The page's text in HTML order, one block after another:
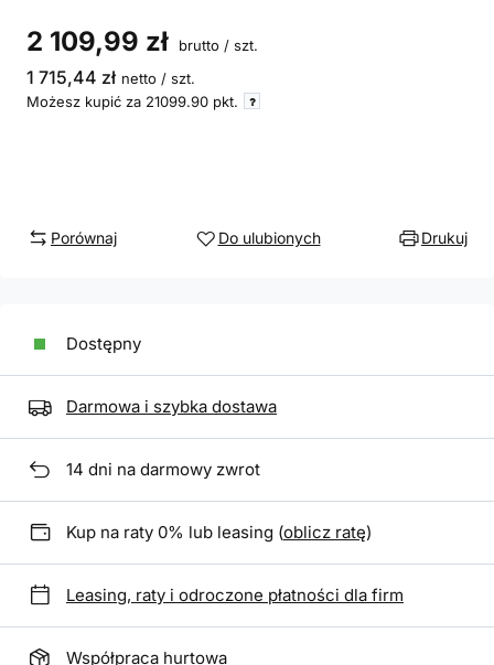
2 109,99 zł brutto / szt.
1 715,44 zł netto / szt.
Możesz kupić za 21099.90 pkt.
Porównaj Do ulubionych Drukuj
Dostępny
Darmowa i szybka dostawa
14 dni na darmowy zwrot
Kup na raty 0% lub leasing (oblicz ratę)
Leasing, raty i odroczone płatności dla firm
Współpraca hurtowa